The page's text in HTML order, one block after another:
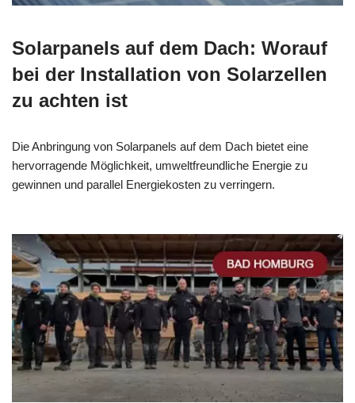
Solarpanels auf dem Dach: Worauf
bei der Installation von Solarzellen
zu achten ist
Die Anbringung von Solarpanels auf dem Dach bietet eine
hervorragende Möglichkeit, umweltfreundliche Energie zu
gewinnen und parallel Energiekosten zu verringern.